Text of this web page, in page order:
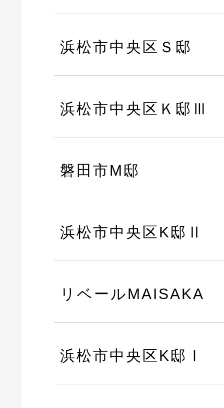
浜松市中央区Ｓ邸
浜松市中央区Ｋ邸Ⅲ
磐田市M邸
浜松市中央区K邸Ⅱ
リベールMAISAKA
浜松市中央区K邸Ⅰ